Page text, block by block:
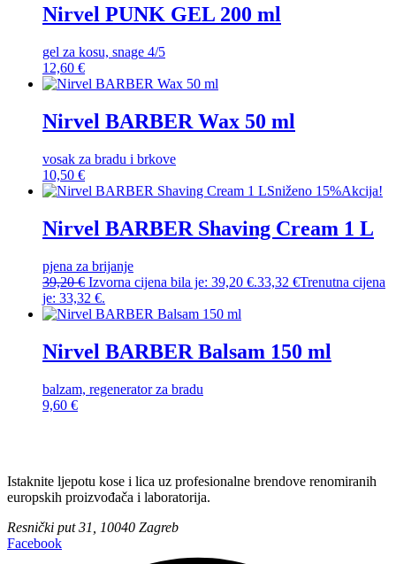
Nirvel PUNK GEL 200 ml
gel za kosu, snage 4/5
12,60 €
Nirvel BARBER Wax 50 ml
vosak za bradu i brkove
10,50 €
Sniženo 15%Akcija!
Nirvel BARBER Shaving Cream 1 L
pjena za brijanje
39,20€ Izvorna cijena bila je: 39,20 €.33,32 €Trenutna cijena
je: 33,32 €.
Nirvel BARBER Balsam 150 ml
balzam, regenerator za bradu
9,60 €
Istaknite ljepotu kose i lica uz profesionalne brendove renomiranih
europskih proizvođača i laboratorija.
Resnički put 31, 10040 Zagreb
Facebook